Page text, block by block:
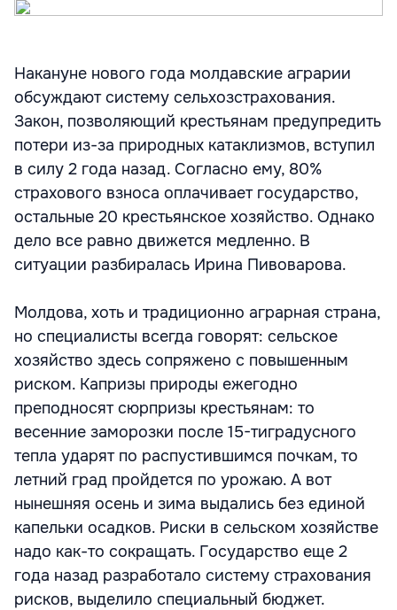
Накануне нового года молдавские аграрии
обсуждают систему сельхозстрахования.
Закон, позволяющий крестьянам предупредить
потери из-за природных катаклизмов, вступил
в силу 2 года назад. Согласно ему, 80%
страхового взноса оплачивает государство,
остальные 20 крестьянское хозяйство. Однако
дело все равно движется медленно. В
ситуации разбиралась Ирина Пивоварова.
Молдова, хоть и традиционно аграрная страна,
но специалисты всегда говорят: сельское
хозяйство здесь сопряжено с повышенным
риском. Капризы природы ежегодно
преподносят сюрпризы крестьянам: то
весенние заморозки после 15-тиградусного
тепла ударят по распустившимся почкам, то
летний град пройдется по урожаю. А вот
нынешняя осень и зима выдались без единой
капельки осадков. Риски в сельском хозяйстве
надо как-то сокращать. Государство еще 2
года назад разработало систему страхования
рисков, выделило специальный бюджет.